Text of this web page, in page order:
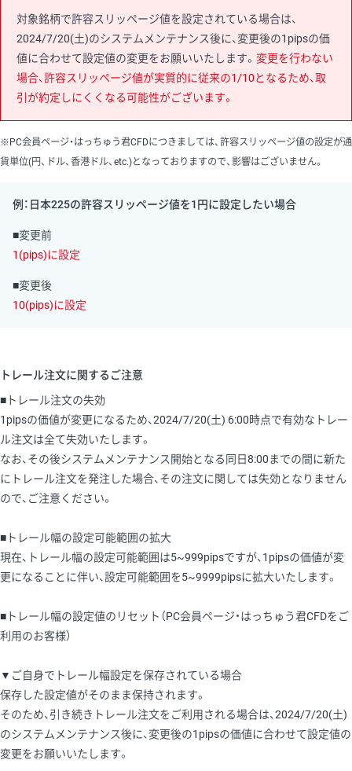
対象銘柄で許容スリッページ値を設定されている場合は、
2024/7/20(土)のシステムメンテナンス後に、変更後の1pipsの価
値に合わせて設定値の変更をお願いいたします。 変更を行わない
場合、許容スリッページ値が実質的に従来の1/10となるため、取
引が約定しにくくなる可能性がございます。
※PC会員ページ・はっちゅう君CFDにつきましては、許容スリッページ値の設定が通
貨単位(円、ドル、香港ドル、etc.)となっておりますので、影響はございません。
例：日本225の許容スリッページ値を1円に設定したい場合
■変更前
1(pips)に設定
■変更後
10(pips)に設定
トレール注文に関するご注意
■トレール注文の失効
1pipsの価値が変更になるため、2024/7/20(土) 6:00時点で有効なトレー
ル注文は全て失効いたします。
なお、その後システムメンテナンス開始となる同日8:00までの間に新た
にトレール注文を発注した場合、その注文に関しては失効となりません
ので、ご注意ください。
■トレール幅の設定可能範囲の拡大
現在、トレール幅の設定可能範囲は5~999pipsですが、1pipsの価値が変
更になることに伴い、設定可能範囲を5~9999pipsに拡大いたします。
■トレール幅の設定値のリセット（PC会員ページ・はっちゅう君CFDをご
利用のお客様）
▼ご自身でトレール幅設定を保存されている場合
保存した設定値がそのまま保持されます。
そのため、引き続きトレール注文をご利用される場合は、2024/7/20(土)
のシステムメンテナンス後に、変更後の1pipsの価値に合わせて設定値の
変更をお願いいたします。